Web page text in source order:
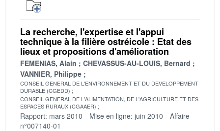
La recherche, l'expertise et l'appui
technique à la filière ostréicole : Etat des
lieux et propositions d'amélioration
FEMENIAS, Alain
CHEVASSUS-AU-LOUIS, Bernard
VANNIER, Philippe
CONSEIL GENERAL DE L'ENVIRONNEMENT ET DU DEVELOPPEMENT
DURABLE (CGEDD)
CONSEIL GENERAL DE L'ALIMENTATION, DE L'AGRICULTURE ET DES
ESPACES RURAUX (CGAAER)
Rapport: mars 2010 Mise en ligne: juin 2010
Affaire
n°007140-01